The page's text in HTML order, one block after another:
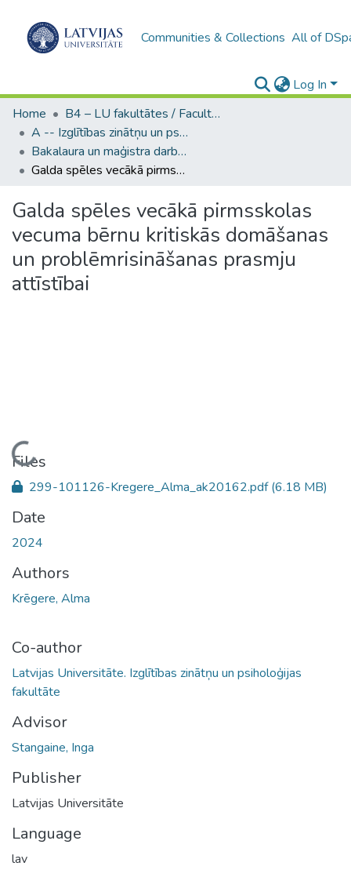
Communities & Collections All of
Log In
Home
B4 – LU fakultātes / Faculties of the UL
A -- Izglītības zinātņu un psiholoģijas fakultāte / Faculty of Education Sciences and Psychology
Bakalaura un maģistra darbi (PPMF) / Bachelor's and Master's theses
Galda spēles vecākā pirmsskolas vecuma bērnu kritiskās domāšanas un problēmrisināšanas prasmju attīstībai
Galda spēles vecākā pirmsskolas
vecuma bērnu kritiskās domāšanas
un problēmrisināšanas prasmju
attīstībai
Loading...
Files
299-101126-Kregere_Alma_ak20162.pdf(6.18 MB)
Date
2024
Authors
Krēgere, Alma
Co-author
Latvijas Universitāte. Izglītības zinātņu un psiholoģijas
fakultāte
Advisor
Stangaine, Inga
Publisher
Latvijas Universitāte
Language
lav